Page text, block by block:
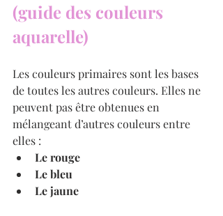
(guide des couleurs
aquarelle)
Les couleurs primaires sont les bases
de toutes les autres couleurs. Elles ne
peuvent pas être obtenues en
mélangeant d’autres couleurs entre
elles :
Le rouge
Le bleu
Le jaune